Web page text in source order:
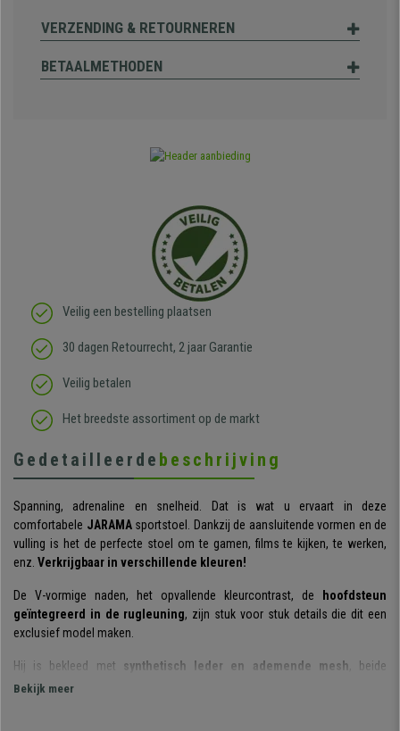
VERZENDING & RETOURNEREN
BETAALMETHODEN
Veilig een bestelling plaatsen
30 dagen Retourrecht, 2 jaar Garantie
Veilig betalen
Het breedste assortiment op de markt
Gedetailleerde beschrijving
Spanning, adrenaline en snelheid. Dat is wat u ervaart in deze
comfortabele JARAMAsportstoel. Dankzij de aansluitende vormen en de
vulling is het de perfecte stoel om te gamen, films te kijken, te werken,
enz. Verkrijgbaar in verschillende kleuren!
De V-vormige naden, het opvallende kleurcontrast, de
hoofdsteun
geïntegreerd in de rugleuning, zijn stuk voor stuk details die dit een
exclusief model maken.
Hij is bekleed met synthetisch leder en ademende mesh , beide
resistente en gemakkelijk te onderhouden materialen. Dankzij de
Bekijk meer